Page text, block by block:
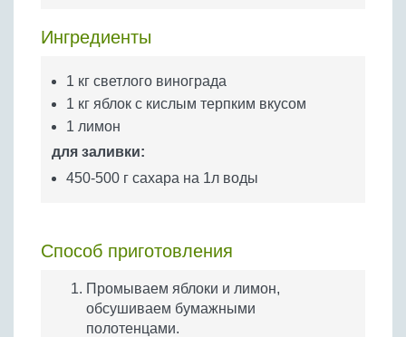
Яйца
Ингредиенты
1 кг светлого винограда
1 кг яблок с кислым терпким вкусом
1 лимон
для заливки:
450-500 г сахара на 1л воды
Способ приготовления
Промываем яблоки и лимон,
обсушиваем бумажными
полотенцами.